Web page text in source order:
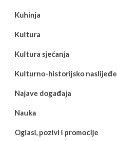
Kuhinja
Kultura
Kultura sjećanja
Kulturno-historijsko naslijeđe
Najave događaja
Nauka
Oglasi, pozivi i promocije